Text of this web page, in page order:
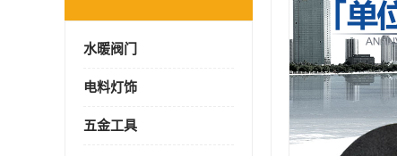
水暖阀门
电料灯饰
五金工具